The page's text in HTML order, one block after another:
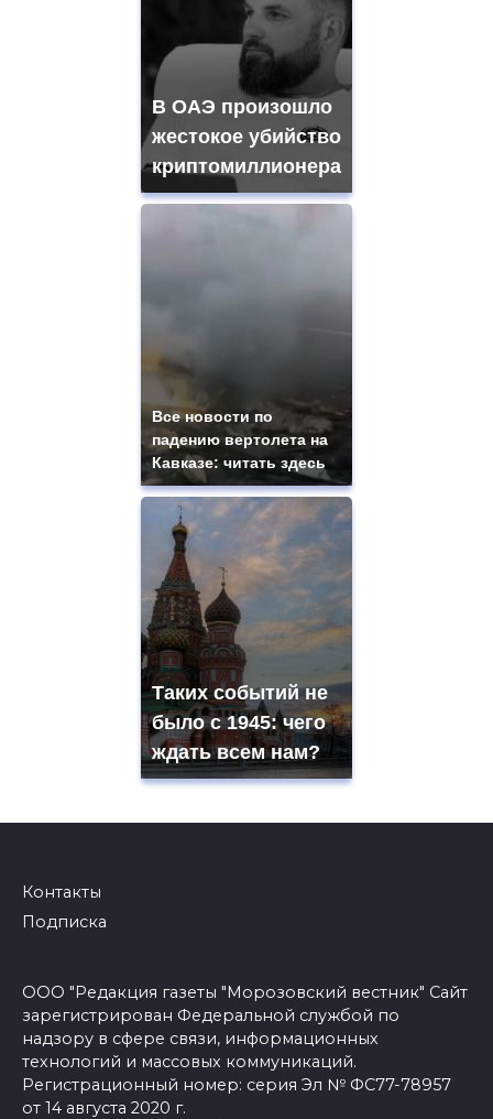
В ОАЭ произошло
жестокое убийство
криптомиллионера
Все новости по
падению вертолета на
Кавказе: читать здесь
Таких событий не
было с 1945: чего
ждать всем нам?
Контакты
Подписка
ООО "Редакция газеты "Морозовский вестник" Сайт
зарегистрирован Федеральной службой по
надзору в сфере связи, информационных
технологий и массовых коммуникаций.
Регистрационный номер: серия Эл № ФС77-78957
от 14 августа 2020 г.